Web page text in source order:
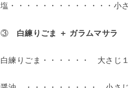
塩・・・・・・・・・・・・・小
③ 白練りごま ＋ ガラムマサラ
白練りごま・・・・・・ 大さじ１